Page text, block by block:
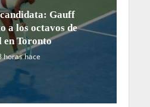
Gauff
a los octavos de
en Toronto
horas hace